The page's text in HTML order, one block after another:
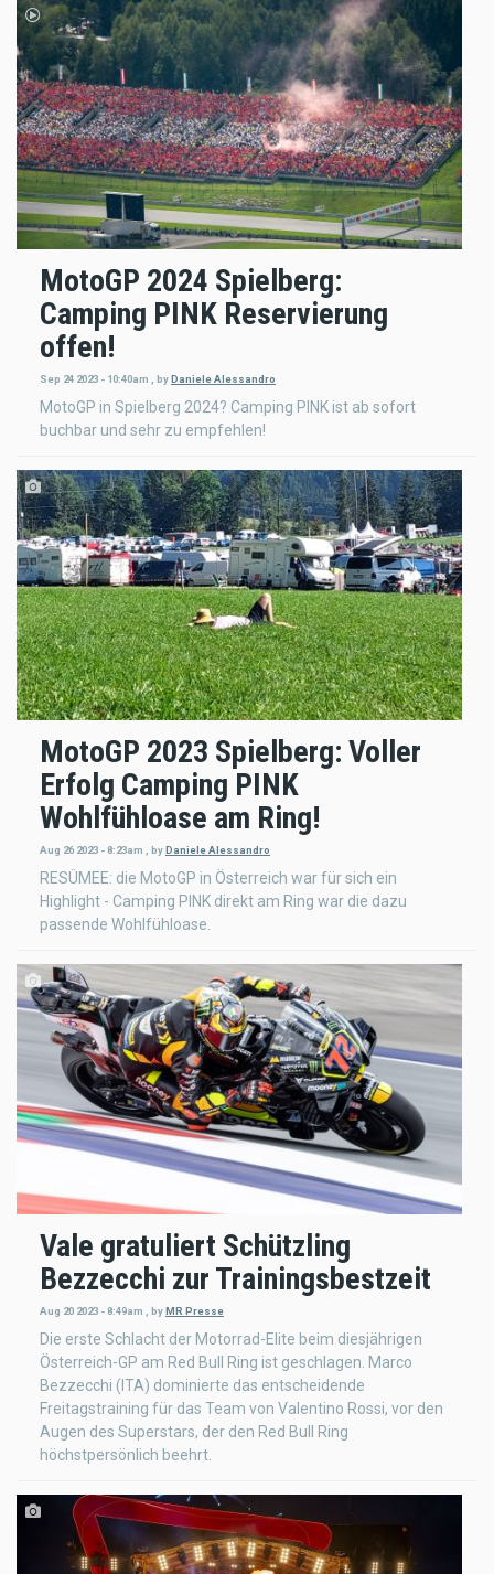
MotoGP 2024 Spielberg:
Camping PINK Reservierung
offen!
Sep 24 2023 - 10:40am , byDaniele Alessandro
MotoGP in Spielberg 2024? Camping PINK ist ab sofort
buchbar und sehr zu empfehlen!
MotoGP 2023 Spielberg: Voller
Erfolg Camping PINK
Wohlfühloase am Ring!
Aug 26 2023 - 8:23am , byDaniele Alessandro
RESÜMEE: die MotoGP in Österreich war für sich ein
Highlight - Camping PINK direkt am Ring war die dazu
passende Wohlfühloase.
Vale gratuliert Schützling
Bezzecchi zur Trainingsbestzeit
Aug 20 2023 - 8:49am , by MR Presse
Die erste Schlacht der Motorrad-Elite beim diesjährigen
Österreich-GP am Red Bull Ring ist geschlagen. Marco
Bezzecchi (ITA) dominierte das entscheidende
Freitagstraining für das Team von Valentino Rossi, vor den
Augen des Superstars, der den Red Bull Ring
höchstpersönlich beehrt.